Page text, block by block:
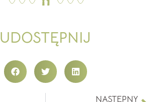
UDOSTĘPNIJ
NASTĘPNY